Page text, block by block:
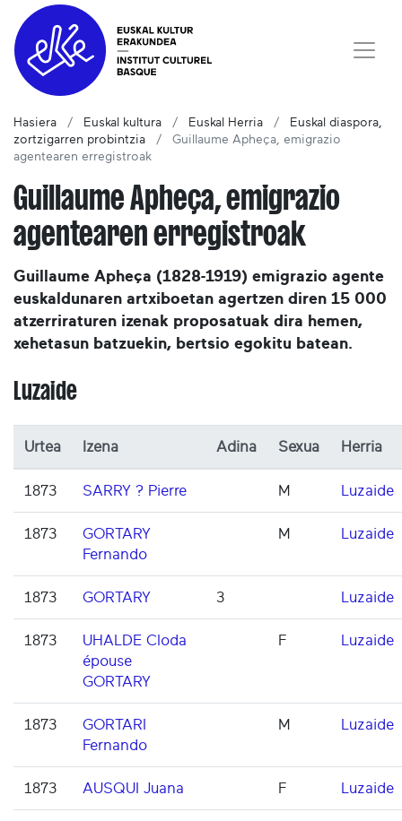
Hasiera Euskal kultura Euskal Herria
Euskal diaspora,
zortzigarren probintzia
Guillaume Apheça, emigrazio
agentearen erregistroak
Guillaume Apheça, emigrazio
agentearen erregistroak
Guillaume Apheça (1828-1919) emigrazio agente
euskaldunaren artxiboetan agertzen diren 15 000
atzerriraturen izenak proposatuak dira hemen,
xehetasun batzuekin, bertsio egokitu batean.
Luzaide
Urtea Izena Adina Sexua Herria
1873 SARRY ? Pierre M Luzaide
1873
GORTARY
Fernando
M Luzaide
1873 GORTARY 3 Luzaide
1873
UHALDE Cloda
épouse
GORTARY
F Luzaide
1873
GORTARI
Fernando
M Luzaide
1873 AUSQUI Juana F Luzaide